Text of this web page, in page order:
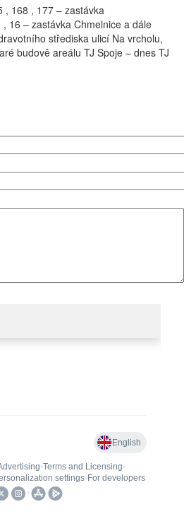
, 168 , 177 – zastávka
16 – zastávka Chmelnice a dále
střediska ulicí Na vrcholu,
budově areálu TJ Spoje – dnes TJ